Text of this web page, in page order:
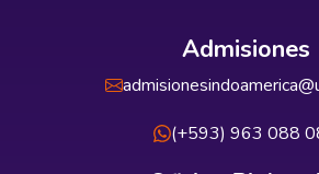
Admisiones
(+593) 963 088